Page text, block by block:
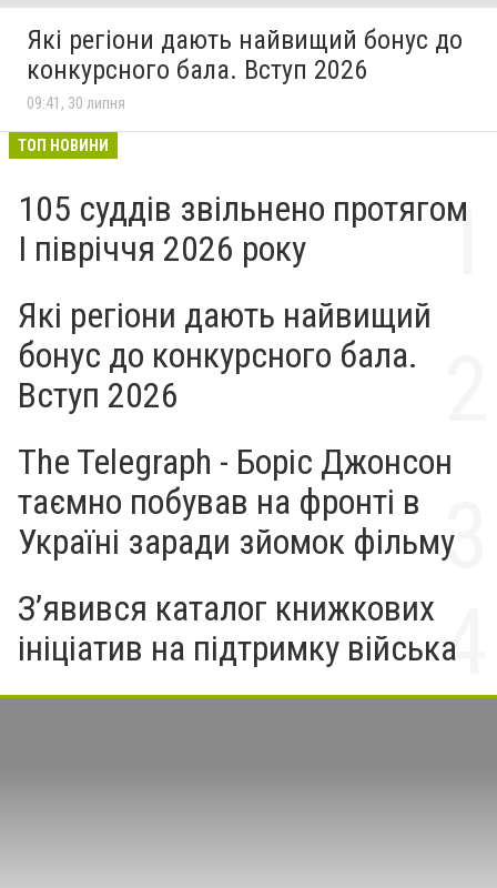
Які регіони дають найвищий бонус до
конкурсного бала. Вступ 2026
09:41, 30 липня
ТОП НОВИНИ
105 суддів звільнено протягом
I півріччя 2026 року
Які регіони дають найвищий
бонус до конкурсного бала.
Вступ 2026
The Telegraph - Боріс Джонсон
таємно побував на фронті в
Україні заради зйомок фільму
З’явився каталог книжкових
ініціатив на підтримку війська